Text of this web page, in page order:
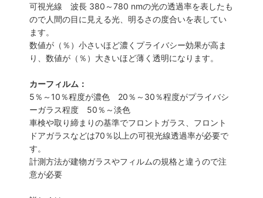
可視光線 波長 380～780 nmの光の透過率を表したも
ので人間の目に見える光、明るさの度合いを表してい
ます。
数値が（％）小さいほど濃くプライバシー効果が高ま
り、数値が（％）大きいほど薄く透明になります。
カーフィルム：
5％～10％程度が濃色 20％～30％程度がプライバシ
ーガラス程度 50％～淡色
車検や取り締まりの基準でフロントガラス、フロント
ドアガラスなどは70％以上の可視光線透過率が必要で
す。
計測方法が建物ガラスやフィルムの規格と違うので注
意が必要